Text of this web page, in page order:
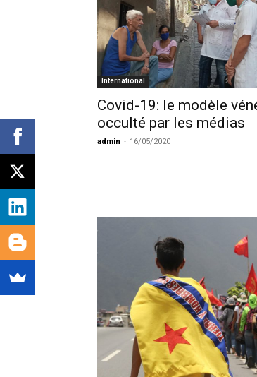
International
Covid-19: le modèle
occulté par les médias
admin - 16/05/2020